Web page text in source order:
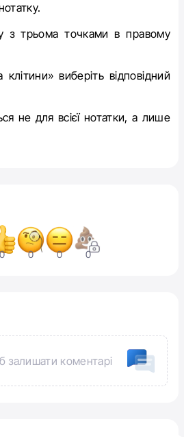
з трьома точками в правому
клітини» виберіть відповідний
не для всієї нотатки, а лише
0 0 0
залишати коментарі